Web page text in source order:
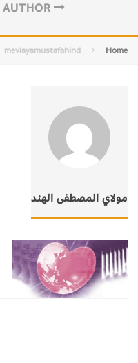
AUTHOR
Home
mevlayamustafahind
مولاي المصطفى الهند